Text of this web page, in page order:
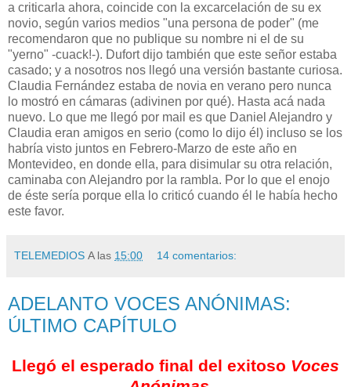
a criticarla ahora, coincide con la excarcelación de su ex
novio, según varios medios "una persona de poder" (me
recomendaron que no publique su nombre ni el de su
"yerno" -cuack!-). Dufort dijo también que este señor estaba
casado; y a nosotros nos llegó una versión bastante curiosa.
Claudia Fernández estaba de novia en verano pero nunca
lo mostró en cámaras (adivinen por qué). Hasta acá nada
nuevo. Lo que me llegó por mail es que Daniel Alejandro y
Claudia eran amigos en serio (como lo dijo él) incluso se los
habría visto juntos en Febrero-Marzo de este año en
Montevideo, en donde ella, para disimular su otra relación,
caminaba con Alejandro por la rambla. Por lo que el enojo
de éste sería porque ella lo criticó cuando él le había hecho
este favor.
TELEMEDIOS A las 15:00 14 comentarios:
ADELANTO VOCES ANÓNIMAS:
ÚLTIMO CAPÍTULO
Llegó el esperado final del exitoso Voces